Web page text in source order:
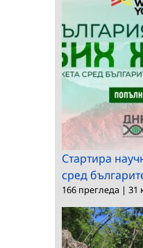
Стартира
сред
166 прегледа | 31